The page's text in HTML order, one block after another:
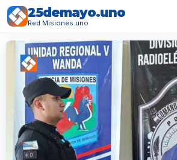
25demayo.uno
Red Misiones.uno